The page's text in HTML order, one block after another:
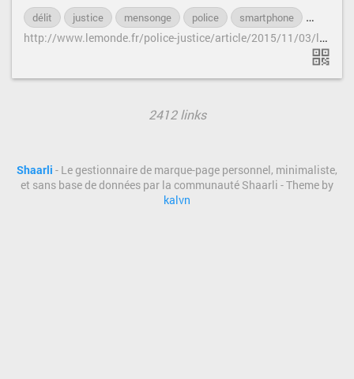
délit justice mensonge police smartphone
h
ttp://www.lemonde.fr/police-justice/article/2015/11/03/la-video-qui-fait-mentir-les-policiers_4801809_1653578.html#EeTmU5Q8LUmmwfGt.99
2412 links
Shaarli - Le gestionnaire de marque-page personnel, minimaliste,
et sans base de données par la communauté Shaarli - Theme by
kalvn